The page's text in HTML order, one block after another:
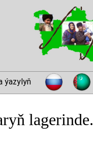
ýazylyň
lagerinde.